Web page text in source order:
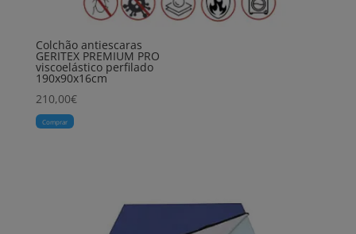
Colchão antiescaras
GERITEX PREMIUM PRO
viscoelástico perfilado
190x90x16cm
210,00€
Comprar